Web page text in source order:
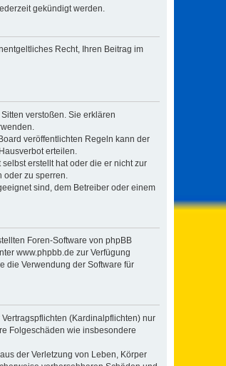
gekündigt werden.
Recht, Ihren Beitrag im
verstoßen. Sie erklären
veröffentlichten Regeln kann der
erteilen.
erstellt hat oder die er nicht zur
zu sperren.
sind, dem Betreiber oder einem
Foren-Software von phpBB
www.phpbb.de zur Verfügung
die Verwendung der Software für
(Kardinalpflichten) nur
Folgeschäden wie insbesondere
der Verletzung von Leben, Körper